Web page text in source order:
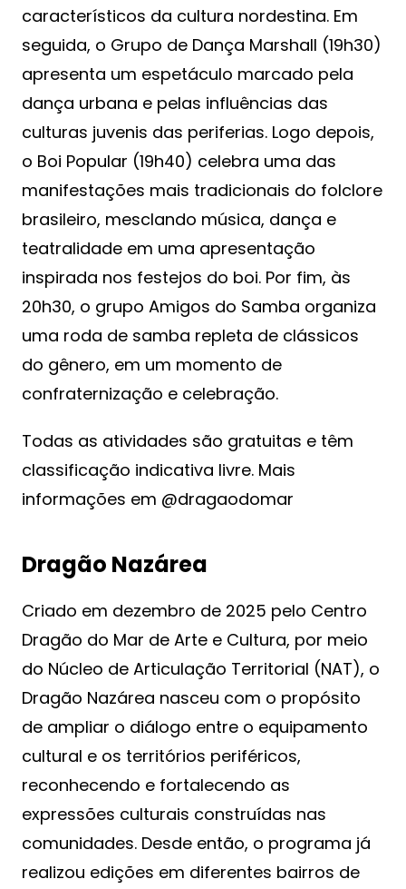
característicos da cultura nordestina. Em
seguida, o Grupo de Dança Marshall (19h30)
apresenta um espetáculo marcado pela
dança urbana e pelas influências das
culturas juvenis das periferias. Logo depois,
o Boi Popular (19h40) celebra uma das
manifestações mais tradicionais do folclore
brasileiro, mesclando música, dança e
teatralidade em uma apresentação
inspirada nos festejos do boi. Por fim, às
20h30, o grupo Amigos do Samba organiza
uma roda de samba repleta de clássicos
do gênero, em um momento de
confraternização e celebração.
Todas as atividades são gratuitas e têm
classificação indicativa livre. Mais
informações em @dragaodomar
Dragão Nazárea
Criado em dezembro de 2025 pelo Centro
Dragão do Mar de Arte e Cultura, por meio
do Núcleo de Articulação Territorial (NAT), o
Dragão Nazárea nasceu com o propósito
de ampliar o diálogo entre o equipamento
cultural e os territórios periféricos,
reconhecendo e fortalecendo as
expressões culturais construídas nas
comunidades. Desde então, o programa já
realizou edições em diferentes bairros de